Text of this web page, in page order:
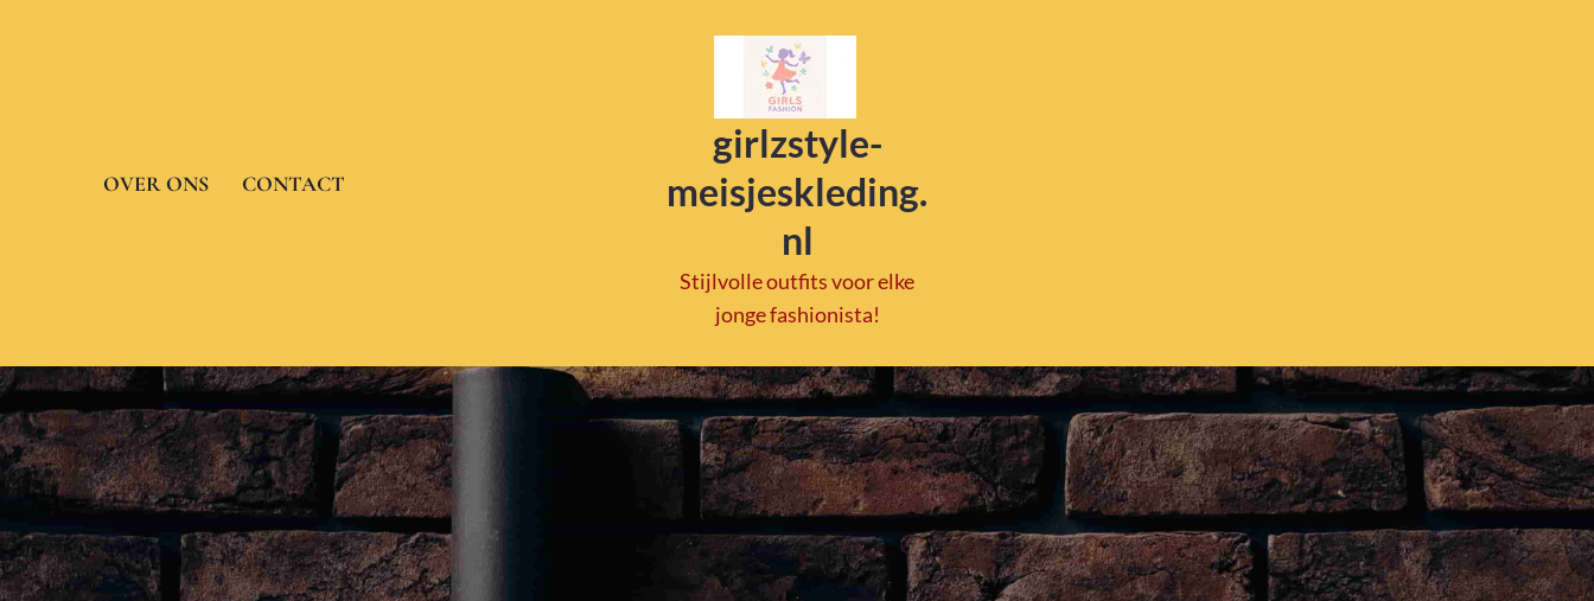
OVER ONS CONTACT
girlzstyle-
meisjeskleding.
nl
Stijlvolle outfits voor elke
jonge fashionista!